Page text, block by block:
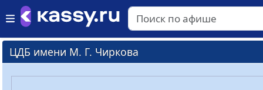
ЦДБ имени М. Г. Чиркова